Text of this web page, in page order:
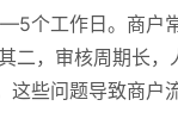
个工作日。商户
二，审核周期长，
这些问题导致商户